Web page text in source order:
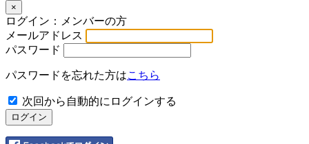
×
ログイン：メンバーの方
メールアドレス
パスワード
パスワードを忘れた方はこちら
次回から自動的にログインする